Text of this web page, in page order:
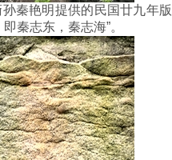
秦艳明提供的民国廿九年版
秦志东，秦志海”。